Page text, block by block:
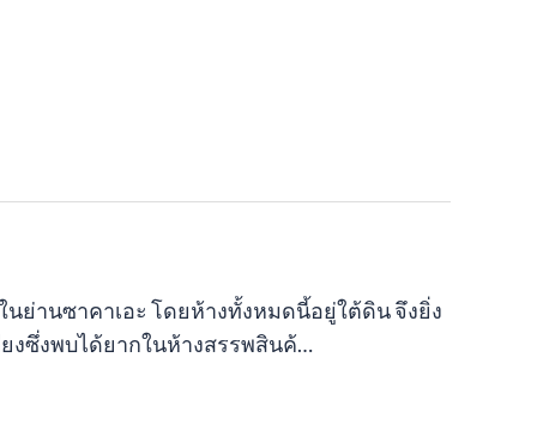
ย่านซาคาเอะ โดยห้างทั้งหมดนี้อยู่ใต้ดิน จึงยิ่ง
งซึ่งพบได้ยากในห้างสรรพสินค้…